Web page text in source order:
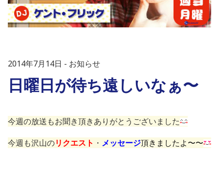
2014年7月14日 お知らせ
日曜日が待ち遠しいなぁ〜
今週の放送もお聞き頂きありがとうございました
今週も沢山のリクエスト ・ メッセージ頂きましたよ〜〜